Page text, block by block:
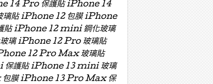
14 Pro 保護貼 iPhone 14
貼 iPhone 12 包膜 iPhone
貼 iPhone 12 mini 鋼化玻璃
璃 iPhone 12 Pro 玻璃貼
12 Pro Max 玻璃貼
護貼 iPhone 13 mini 玻璃
膜 iPhone 13 Pro Max 保